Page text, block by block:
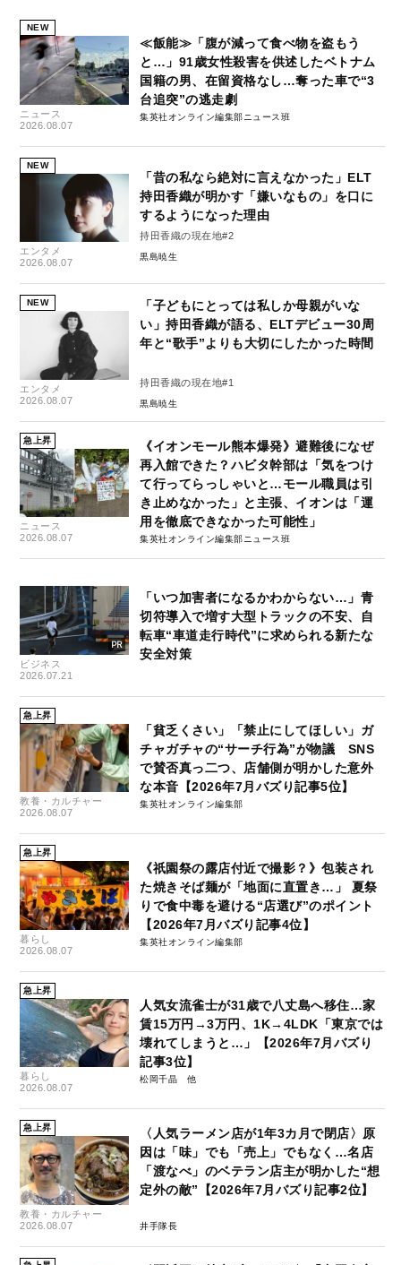
NEW
ニュース
2026.08.07
≪飯能≫「腹が減って食べ物を盗もう
と…」91歳女性殺害を供述したベトナム
国籍の男、在留資格なし…奪った車で“3
台追突”の逃走劇
集英社オンライン編集部ニュース班
NEW
エンタメ
2026.08.07
「昔の私なら絶対に言えなかった」ELT
持田香織が明かす「嫌いなもの」を口に
するようになった理由
持田香織の現在地#2
黒島暁生
NEW
エンタメ
2026.08.07
「子どもにとっては私しか母親がいな
い」持田香織が語る、ELTデビュー30周
年と“歌手”よりも大切にしたかった時間
持田香織の現在地#1
黒島暁生
急上昇
ニュース
2026.08.07
《イオンモール熊本爆発》避難後になぜ
再入館できた？ハビタ幹部は「気をつけ
て行ってらっしゃいと…モール職員は引
き止めなかった」と主張、イオンは「運
用を徹底できなかった可能性」
集英社オンライン編集部ニュース班
ビジネス
2026.07.21
「いつ加害者になるかわからない…」青
切符導入で増す大型トラックの不安、自
転車“車道走行時代”に求められる新たな
安全対策
急上昇
教養・カルチャー
2026.08.07
「貧乏くさい」「禁止にしてほしい」ガ
チャガチャの“サーチ行為”が物議 SNS
で賛否真っ二つ、店舗側が明かした意外
な本音【2026年7月バズり記事5位】
集英社オンライン編集部
急上昇
暮らし
2026.08.07
《祇園祭の露店付近で撮影？》包装され
た焼きそば麺が「地面に直置き…」 夏祭
りで食中毒を避ける“店選び”のポイント
【2026年7月バズり記事4位】
集英社オンライン編集部
急上昇
暮らし
2026.08.07
人気女流雀士が31歳で八丈島へ移住…家
賃15万円→3万円、1K→4LDK「東京では
壊れてしまうと…」【2026年7月バズり
記事3位】
松岡千晶
急上昇
教養・カルチャー
2026.08.07
〈人気ラーメン店が1年3カ月で閉店〉原
因は「味」でも「売上」でもなく…名店
「渡なべ」のベテラン店主が明かした“想
定外の敵”【2026年7月バズり記事2位】
井手隊長